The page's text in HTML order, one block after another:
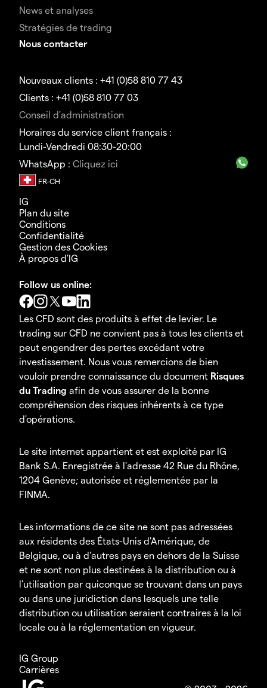
News et analyses
Stratégies de trading
Nous contacter
Nouveaux clients : +41 (0)58 810 77 43
Clients : +41 (0)58 810 77 03
Conseil d'administration
Horaires du service client français :
Lundi-Vendredi 08:30-20:00
WhatsApp : Cliquez ici
IG
Plan du site
Conditions
Confidentialité
Gestion des Cookies
À propos d'IG
Follow us online:
Les CFD sont des produits à effet de levier. Le
trading sur CFD ne convient pas à tous les clients et
peut engendrer des pertes excédant votre
investissement. Nous vous remercions de bien
vouloir prendre connaissance du document Risques
du Trading afin de vous assurer de la bonne
compréhension des risques inhérents à ce type
d'opérations.
Le site internet appartient et est exploité par IG
Bank S.A. Enregistrée à l'adresse 42 Rue du Rhône,
1204 Genève; autorisée et réglementée par la
FINMA.
Les informations de ce site ne sont pas adressées
aux résidents des États-Unis d'Amérique, de
Belgique, ou à d'autres pays en dehors de la Suisse
et ne sont non plus destinées à la distribution ou à
l'utilisation par quiconque se trouvant dans un pays
ou dans une juridiction dans lesquels une telle
distribution ou utilisation seraient contraires à la loi
locale ou à la réglementation en vigueur.
IG Group
Carrières